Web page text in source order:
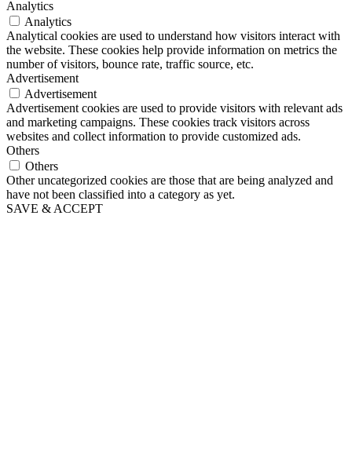
Analytics
Analytics
Analytical cookies are used to understand how visitors interact with
the website. These cookies help provide information on metrics the
number of visitors, bounce rate, traffic source, etc.
Advertisement
Advertisement
Advertisement cookies are used to provide visitors with relevant ads
and marketing campaigns. These cookies track visitors across
websites and collect information to provide customized ads.
Others
Others
Other uncategorized cookies are those that are being analyzed and
have not been classified into a category as yet.
SAVE & ACCEPT